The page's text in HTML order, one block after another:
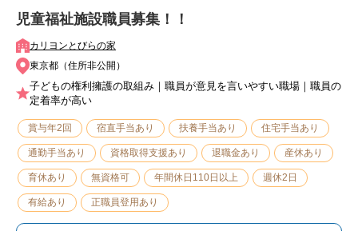
児童福祉施設職員募集！！
カリヨンとびらの家
東京都（住所非公開）
子どもの権利擁護の取組み｜職員が意見を言いやすい職場｜職員の
定着率が高い
賞与年2回 宿直手当あり 扶養手当あり 住宅手当あり
通勤手当あり 資格取得支援あり 退職金あり 産休あり
育休あり 無資格可 年間休日110日以上 週休2日
有給あり 正職員登用あり